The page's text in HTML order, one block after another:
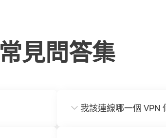
常見問答集
我該連線哪一個 VPN